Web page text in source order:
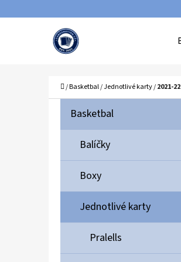
Domů
/Basketbal/Jednotlivé karty/2021-
Přeskočit
kategorie
K
T
G
R
E
Basketbal
Balíčky
Boxy
Jednotlivé karty
Pralells
Zpět
Zpět